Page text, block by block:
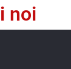
noi